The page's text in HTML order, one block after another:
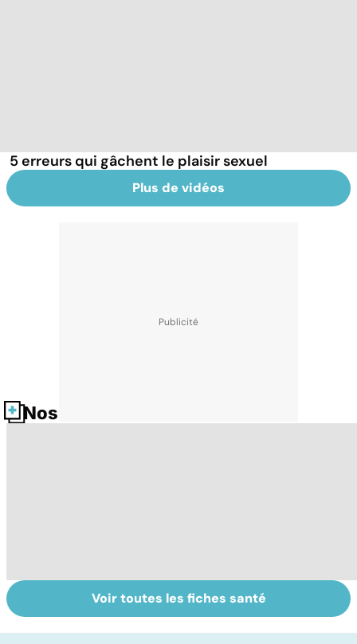
5 erreurs qui gâchent le plaisir sexuel
Plus de vidéos
Nos fiches santé
Sexualité,
infertilité et
Le sperme : son
odeur, sa couleur,
Voir toutes les fiches santé